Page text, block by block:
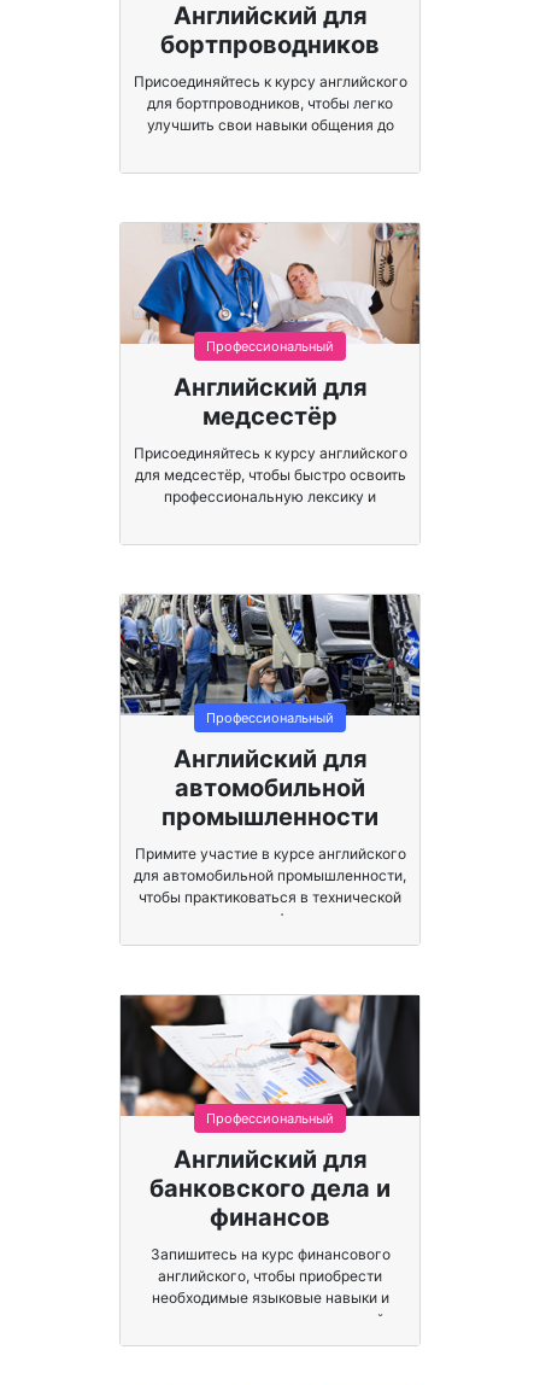
Английский для
бортпроводников
Присоединяйтесь к курсу английского
для бортпроводников, чтобы легко
улучшить свои навыки общения до
Профессиональный
Английский для
медсестёр
Присоединяйтесь к курсу английского
для медсестёр, чтобы быстро освоить
профессиональную лексику и
Профессиональный
Английский для
автомобильной
промышленности
Примите участие в курсе английского
для автомобильной промышленности,
чтобы практиковаться в технической
грамматике и профессиональных
терминах.
Профессиональный
Английский для
банковского дела и
финансов
Запишитесь на курс финансового
английского, чтобы приобрести
необходимые языковые навыки и
поднять свою карьеру на новый
уровень.